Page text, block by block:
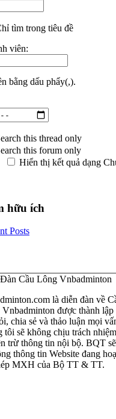
tìm trong tiêu đề
viên:
bằng dấu phẩy(,).
this thread only
this forum only
Hiển thị kết quả dạng
hữu ích
Posts
Cầu Lông Vnbadminton
là diễn đàn về
Vnbadminton được thành
chia sẻ và thảo luận mọi
tôi sẽ không chịu trách
trừ thông tin nội bộ. BQT
thông tin Website đang
MXH của Bộ TT & TT.